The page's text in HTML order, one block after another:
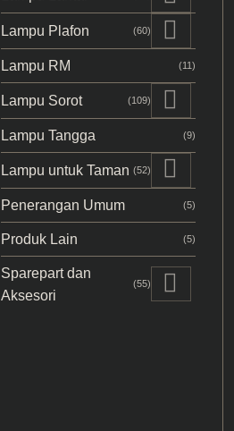
Lampu Plafon (60)
Lampu RM (11)
Lampu Sorot (109)
Lampu Tangga (9)
Lampu untuk Taman (52)
Penerangan Umum (5)
Produk Lain (5)
Sparepart dan
Aksesori
(55)